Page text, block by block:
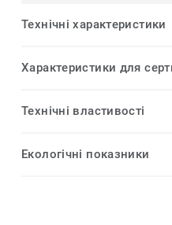
Технічні характеристики
Характеристики для
Технічні властивості
Екологічні показники